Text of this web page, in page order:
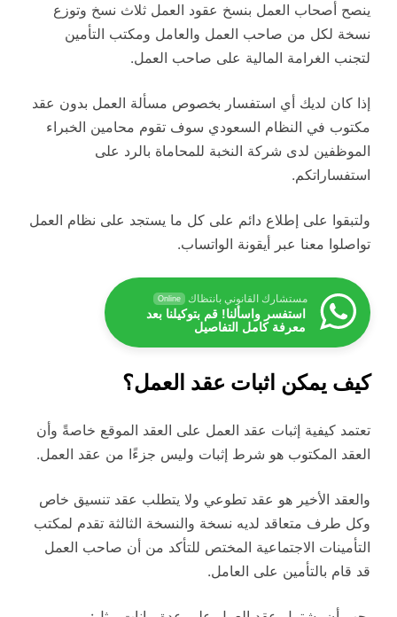
ينصح أصحاب العمل بنسخ عقود العمل ثلاث نسخ وتوزع
نسخة لكل من صاحب العمل والعامل ومكتب التأمين
لتجنب الغرامة المالية على صاحب العمل.
إذا كان لديك أي استفسار بخصوص مسألة العمل بدون عقد
مكتوب في النظام السعودي سوف تقوم محامين الخبراء
الموظفين لدى شركة النخبة للمحاماة بالرد على
استفساراتكم.
ولتبقوا على إطلاع دائم على كل ما يستجد على نظام العمل
تواصلوا معنا عبر أيقونة الواتساب.
مستشارك القانوني بانتظاك Online
استفسر واسألنا! قم بتوكيلنا بعد
معرفة كامل التفاصيل
كيف يمكن اثبات عقد العمل؟
تعتمد كيفية إثبات عقد العمل على العقد الموقع خاصةً وأن
العقد المكتوب هو شرط إثبات وليس جزءًا من عقد العمل.
والعقد الأخير هو عقد تطوعي ولا يتطلب عقد تنسيق خاص
وكل طرف متعاقد لديه نسخة والنسخة الثالثة تقدم لمكتب
التأمينات الاجتماعية المختص للتأكد من أن صاحب العمل
قد قام بالتأمين على العامل.